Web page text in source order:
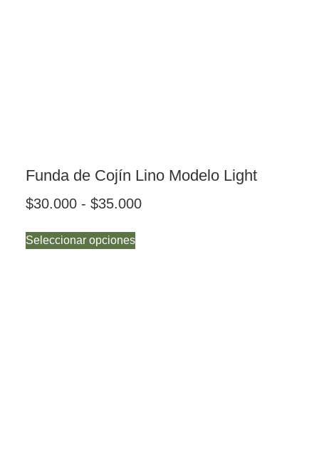
Funda de Cojín Lino Modelo Light
$30.000 - $35.000
Seleccionar opciones